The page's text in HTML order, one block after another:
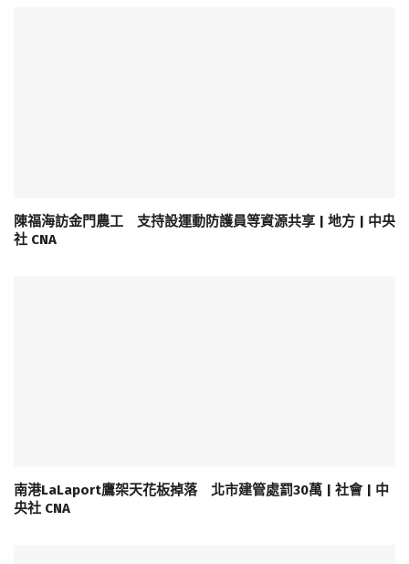
陳福海訪金門農工 支持設運動防護員等資源共享 | 地方 | 中央
社 CNA
南港LaLaport鷹架天花板掉落 北市建管處罰30萬 | 社會 | 中
央社 CNA